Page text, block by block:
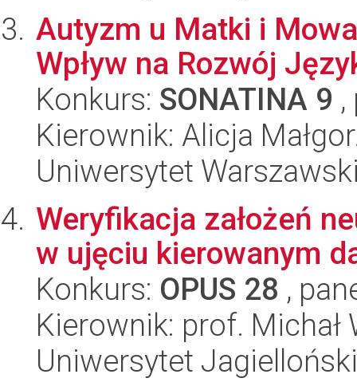
Autyzm u Matki i
Wpływ na Rozwój
Konkurs: SONATINA 9
Kierownik: Alicja
Uniwersytet
Weryfikacja założeń
w ujęciu kierowanym
Konkurs: OPUS 28 ,
Kierownik: prof. Michał
Uniwersytet Jagielloński